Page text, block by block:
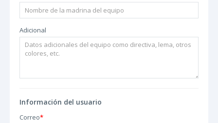
Adicional
Información del usuario
Correo*